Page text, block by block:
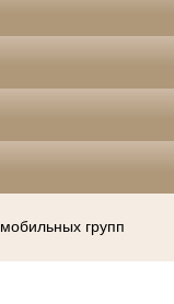
групп